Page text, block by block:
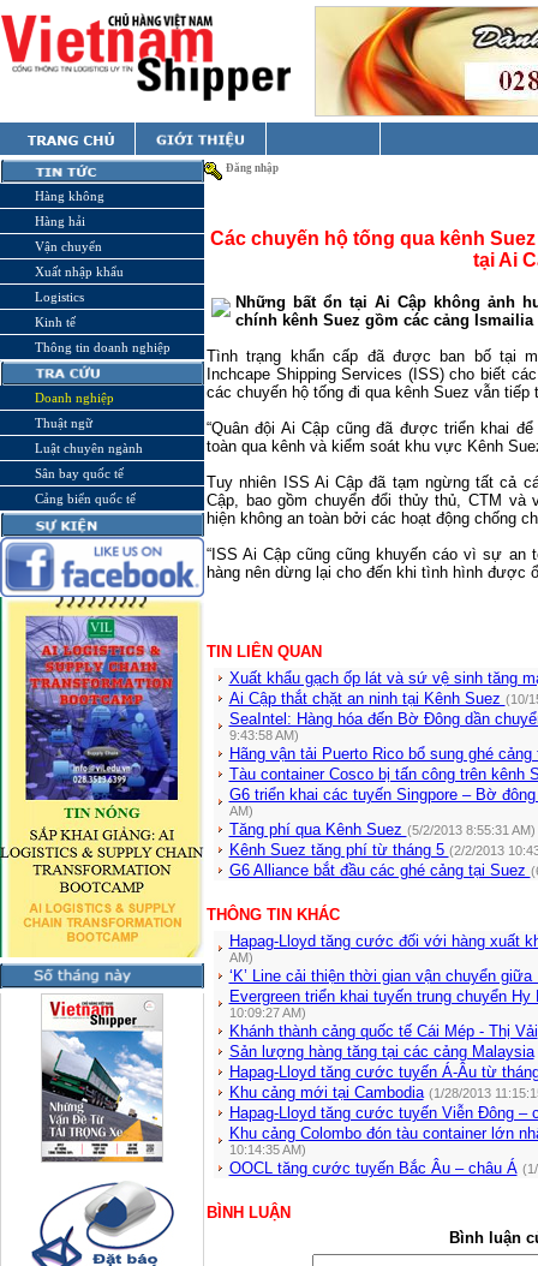
Hàng không
Hàng hải
Vận chuyển
Xuất nhập khẩu
Logistics
Kinh tế
Thông tin doanh nghiệp
Doanh nghiệp
Thuật ngữ
Luật chuyên ngành
Sân bay quốc tế
Cảng biển quốc tế
Đăng nhập
Các chuyến hộ tống qua kênh
tại Ai
Những bất ổn tại Ai Cập không ảnh
chính kênh Suez gồm các cảng Ismailia
Tình trạng khẩn cấp đã được ban bố tại
Inchcape Shipping Services (ISS) cho biết
các chuyến hộ tống đi qua kênh Suez vẫn tiếp
“Quân đội Ai Cập cũng đã được triển khai
toàn qua kênh và kiểm soát khu vực Kênh
Tuy nhiên ISS Ai Cập đã tạm ngừng tất cả
Cập, bao gồm chuyển đổi thủy thủ, CTM và
hiện không an toàn bởi các hoạt động chống
“ISS Ai Cập cũng cũng khuyến cáo vì sự an
hàng nên dừng lại cho đến khi tình hình được
TIN LIÊN QUAN
Xuất khẩu gạch ốp lát và sứ vệ sinh tăng
Ai Cập thắt chặt an ninh tại Kênh Suez (10/
SeaIntel: Hàng hóa đến Bờ Đông dần
9:43:58 AM)
Hãng vận tải Puerto Rico bổ sung ghé
Tàu container Cosco bị tấn công trên kênh
G6 triển khai các tuyến Singpore – Bờ
AM)
Tăng phí qua Kênh Suez (5/2/2013 8:55:31 AM)
Kênh Suez tăng phí từ tháng 5 (2/2/2013
G6 Alliance bắt đầu các ghé cảng tại Suez
THÔNG TIN KHÁC
Hapag-Lloyd tăng cước đối với hàng xuất
AM)
‘K’ Line cải thiện thời gian vận chuyển giữa
Evergreen triển khai tuyến trung chuyển
10:09:27 AM)
Khánh thành cảng quốc tế Cái Mép - Thị Vải
Sản lượng hàng tăng tại các cảng Malaysia
Hapag-Lloyd tăng cước tuyến Á-Âu từ
Khu cảng mới tại Cambodia (1/28/2013
Hapag-Lloyd tăng cước tuyến Viễn Đông –
Khu cảng Colombo đón tàu container lớn
10:14:35 AM)
OOCL tăng cước tuyến Bắc Âu – châu Á
BÌNH LUẬN
Bình luận